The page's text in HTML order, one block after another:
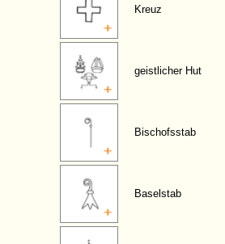
Kreuz
geistlicher Hut
Bischofsstab
Baselstab